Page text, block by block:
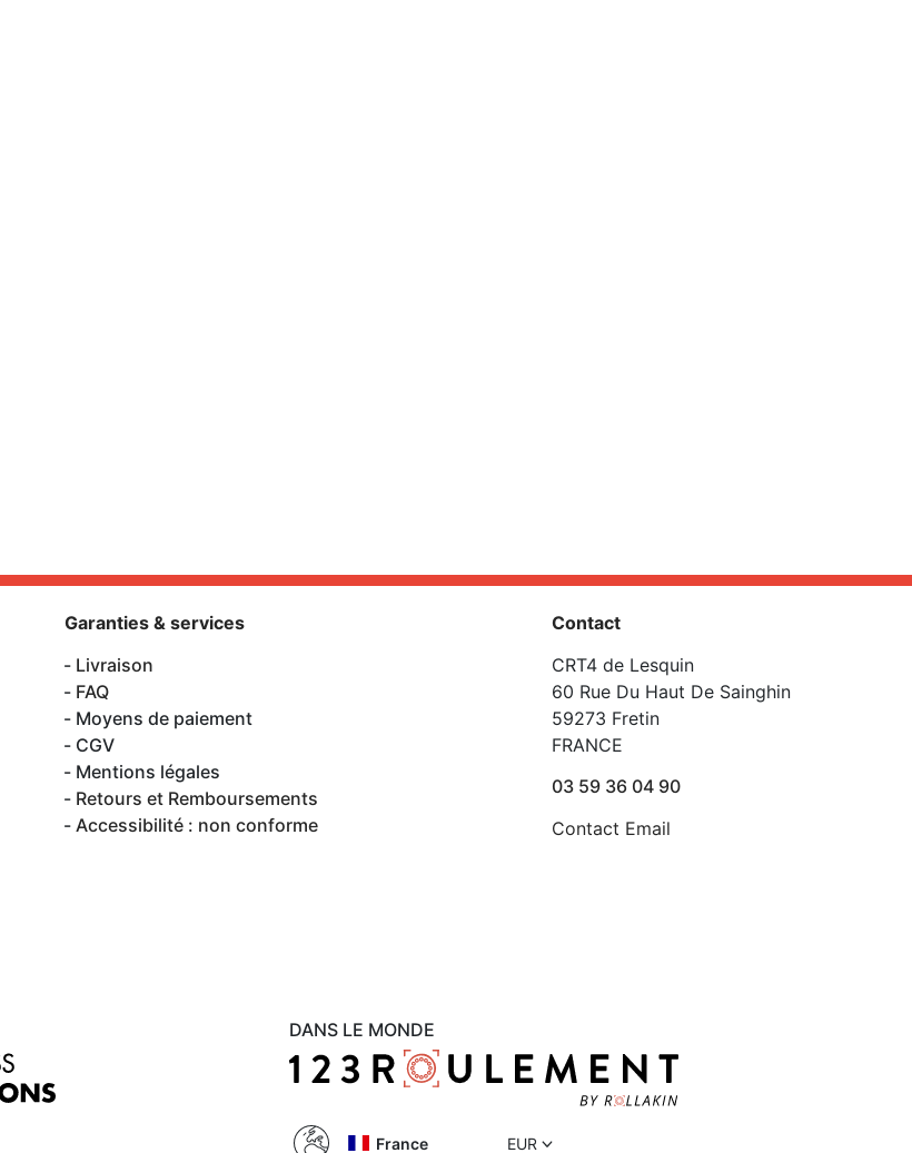
Garanties & services
Livraison
FAQ
Moyens de paiement
CGV
Mentions légales
Retours et Remboursements
Accessibilité : non conforme
Contact
CRT4 de Lesquin
60 Rue Du Haut De Sainghin
59273 Fretin
FRANCE
03 59 36 04 90
Contact Email
DANS LE MONDE
France EUR